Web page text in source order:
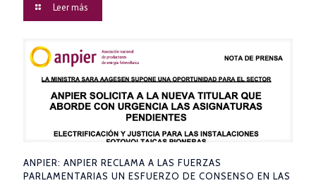
Leer más
ANPIER: ANPIER RECLAMA A LAS FUERZAS
PARLAMENTARIAS UN ESFUERZO DE CONSENSO EN LAS